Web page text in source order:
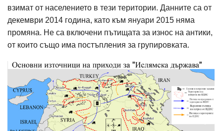
взимат от населението в тези територии. Данните са от
декември 2014 година, като към януари 2015 няма
промяна. Не са включени пътищата за износ на антики,
от които също има постъпления за групировката.